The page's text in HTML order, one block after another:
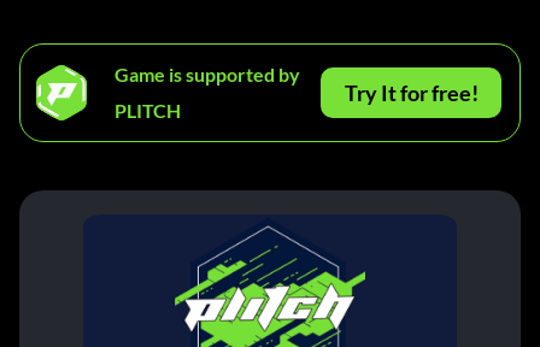
Game is supported by
PLITCH
Try It for free!